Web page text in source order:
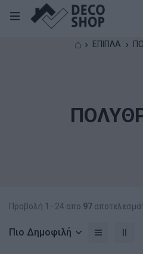
⌂ ΕΠΙΠΛΑ
Προβολή 1–24 απο 97
Πιο Δημοφιλή